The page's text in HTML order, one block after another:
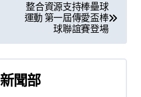
整合資源支持棒壘球
運動 第一屆傳愛盃棒
球聯誼賽登場
新聞部